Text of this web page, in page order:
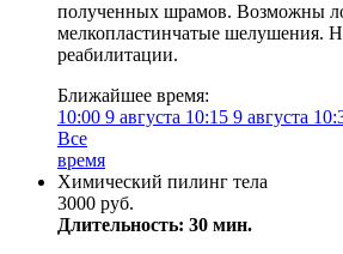
полученных шрамов. Возможны
мелкопластинчатые шелушения.
реабилитации.
Ближайшее время:
10:00 9 августа 10:15 9 августа
Все
время
Химический пилинг тела
3000 руб.
Длительность: 30 мин.